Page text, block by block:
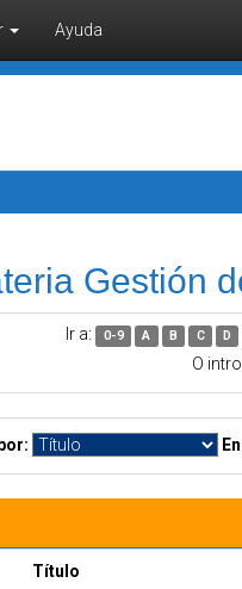
Ayuda
Gestión
Ir a: 0-9 A B C D
O
Título